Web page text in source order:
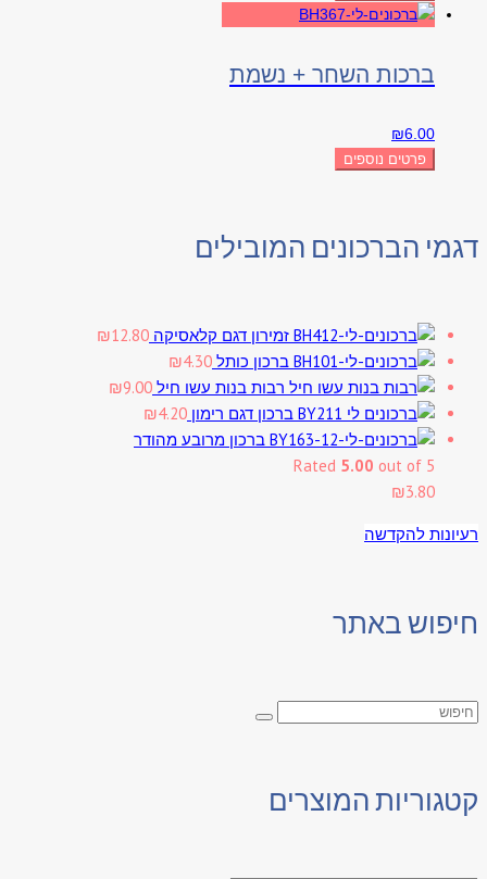
ברכות השחר + נשמת
₪6.00
פרטים נוספים
דגמי הברכונים המובילים
זמירון דגם קלאסיקה ₪12.80
ברכון כותל
₪4.30
רבות בנות עשו חיל
₪9.00
ברכון דגם רימון
₪4.20
ברכון מרובע מהודר
Rated 5.00 out of 5
₪3.80
רעיונות להקדשה
חיפוש באתר
קטגוריות המוצרים